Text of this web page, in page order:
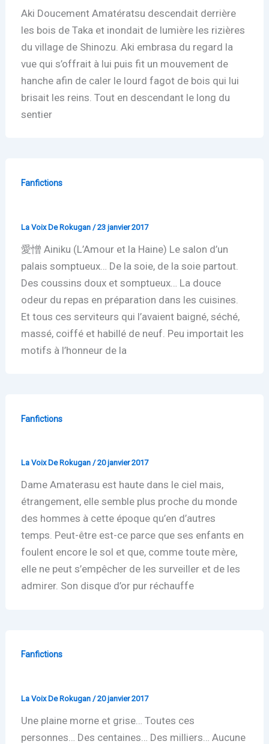
Aki Doucement Amatératsu descendait derrière
les bois de Taka et inondait de lumière les rizières
du village de Shinozu. Aki embrasa du regard la
vue qui s’offrait à lui puis fit un mouvement de
hanche afin de caler le lourd fagot de bois qui lui
brisait les reins. Tout en descendant le long du
sentier
Fanfictions
La Voix De Rokugan /23 janvier 2017
愛憎 Ainiku (L’Amour et la Haine) Le salon d’un
palais somptueux… De la soie, de la soie partout.
Des coussins doux et somptueux… La douce
odeur du repas en préparation dans les cuisines.
Et tous ces serviteurs qui l’avaient baigné, séché,
massé, coiffé et habillé de neuf. Peu importait les
motifs à l’honneur de la
Fanfictions
La Voix De Rokugan /20 janvier 2017
Dame Amaterasu est haute dans le ciel mais,
étrangement, elle semble plus proche du monde
des hommes à cette époque qu’en d’autres
temps. Peut-être est-ce parce que ses enfants en
foulent encore le sol et que, comme toute mère,
elle ne peut s’empêcher de les surveiller et de les
admirer. Son disque d’or pur réchauffe
Fanfictions
La Voix De Rokugan /20 janvier 2017
Une plaine morne et grise… Toutes ces
personnes… Des centaines… Des milliers… Aucune